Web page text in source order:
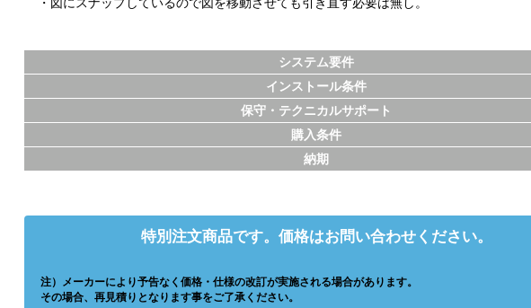
・図にスナップしているので図を移動させても引き直す必要は無し。
システム要件
インストール条件
保守・テクニカルサポート
購入条件
納期
特別注文商品です。価格はお問い合わせください。
注）メーカーにより予告なく価格・仕様の改訂が実施される場合があります。
その場合、再見積りとなります事をご了承ください。